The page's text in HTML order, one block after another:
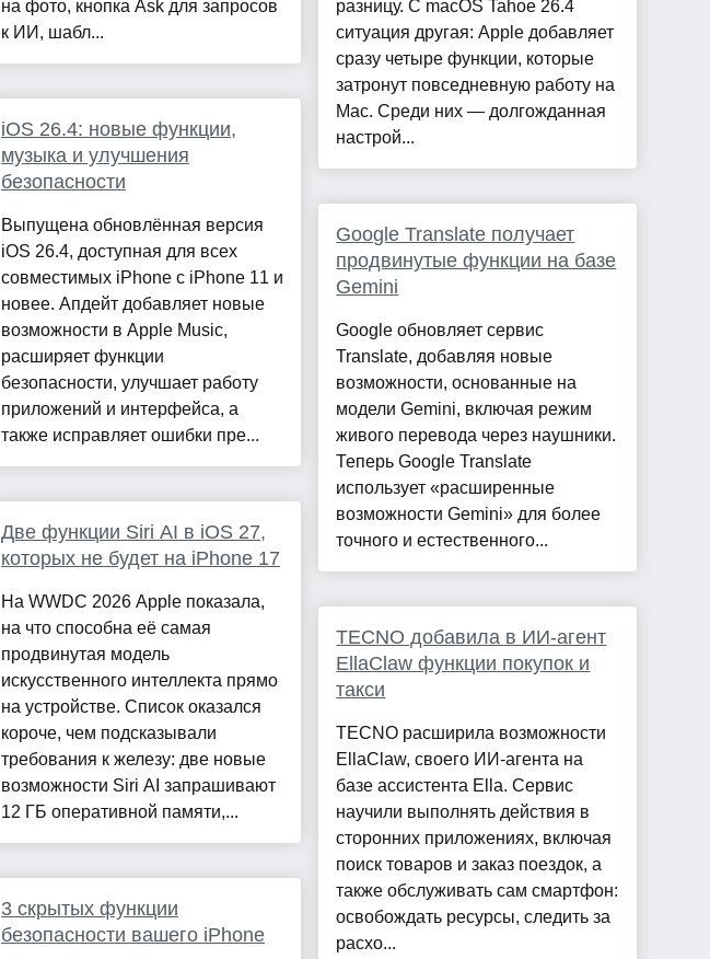
на фото, кнопка Ask для запросов
к ИИ, шабл...
iOS 26.4: новые функции,
музыка и улучшения
безопасности
Выпущена обновлённая версия
iOS 26.4, доступная для всех
совместимых iPhone с iPhone 11 и
новее. Апдейт добавляет новые
возможности в Apple Music,
расширяет функции
безопасности, улучшает работу
приложений и интерфейса, а
также исправляет ошибки пре...
Две функции Siri AI в iOS 27,
которых не будет на iPhone 17
На WWDC 2026 Apple показала,
на что способна её самая
продвинутая модель
искусственного интеллекта прямо
на устройстве. Список оказался
короче, чем подсказывали
требования к железу: две новые
возможности Siri AI запрашивают
12 ГБ оперативной памяти,...
3 скрытых функции
безопасности вашего iPhone
разницу. С macOS Tahoe 26.4
ситуация другая: Apple добавляет
сразу четыре функции, которые
затронут повседневную работу на
Mac. Среди них — долгожданная
настрой...
Google Translate получает
продвинутые функции на базе
Gemini
Google обновляет сервис
Translate, добавляя новые
возможности, основанные на
модели Gemini, включая режим
живого перевода через наушники.
Теперь Google Translate
использует «расширенные
возможности Gemini» для более
точного и естественного...
TECNO добавила в ИИ-агент
EllaClaw функции покупок и
такси
TECNO расширила возможности
EllaClaw, своего ИИ-агента на
базе ассистента Ella. Сервис
научили выполнять действия в
сторонних приложениях, включая
поиск товаров и заказ поездок, а
также обслуживать сам смартфон:
освобождать ресурсы, следить за
расхо...